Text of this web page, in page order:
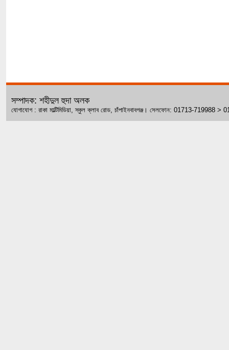
সম্পাদক: শহীদুল হুদা অলক
যোগাযোগ : রাকা মাল্টিমিডিয়া, স্কুল ক্লাব রোড, চাঁপাইনবাবগঞ্জ। সেলফোন: 01713-